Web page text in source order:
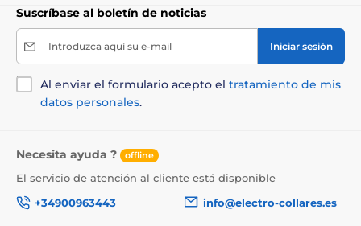
Se entrega gratis con collar Rogz y cascabel
desmontable, ancho 1 cm y longitud 30 cm
Dimensiones: 55 × 28 × 17 mm, 25 g
Impermeable, ligero y resistente a los golpes
Color del tracker: azul oscuro
Adecuado para collares con un ancho máximo de 2
Suscríbase al boletín de noticias
Introduzca aquí su e-mail Iniciar sesión
Al enviar el formulario acepto el tratamiento de mis
datos personales.
Necesita ayuda ? offline
El servicio de atención al cliente está disponible
+34900963443
info@electro-collares.es